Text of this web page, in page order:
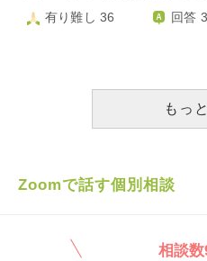
よりは良いかも」「一度離れ
んでこの恐怖と不安から逃れ
ようなどうする事も出来ない
事をご理解下さい。複数の信
り、証拠もあっての恐怖と不
前に自分から死んでしまおう
ます。 悩み相談というよりも､この気持ちを吐き出したくて
有り難し 36 回答 3
もっ
Zoomで話す個別相談
相談